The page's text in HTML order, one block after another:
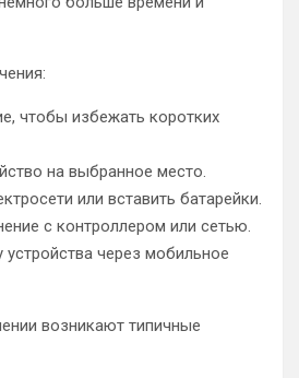
чтобы избежать коротких
на выбранное место.
или вставить батарейки.
с контроллером или сетью.
устройства через мобильное
возникают типичные